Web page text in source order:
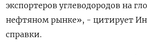
экспортеров углеводородов на
нефтяном рынке», - цитирует
справки.